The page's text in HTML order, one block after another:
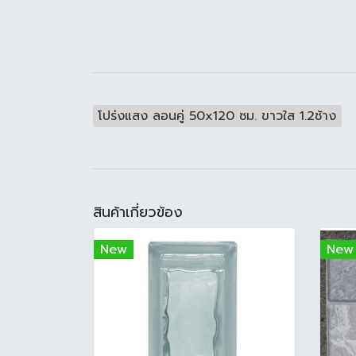
โปร่งแสง ลอนคู่ 50x120 ซม. ขาวใส 1.2ช้าง
สินค้าเกี่ยวข้อง
New New